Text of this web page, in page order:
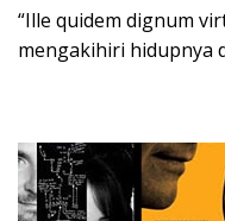
“Ille quidem dignum
mengakihiri hidupnya